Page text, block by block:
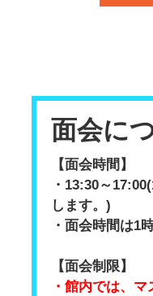
面会に
【面会時間】
・13:30～
します。)
・面会時間は1
【面会制限】
・館内では、